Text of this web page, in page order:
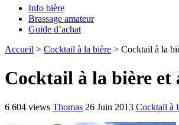
Info bière
Brassage amateur
Guide d’achat
Accueil > Cocktail à la bière > Cocktail à la
Cocktail à la bière et
6 604 views Thomas 26 Juin 2013 Cocktail à